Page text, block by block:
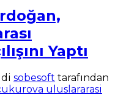
Yaptı
sobesoft tarafından